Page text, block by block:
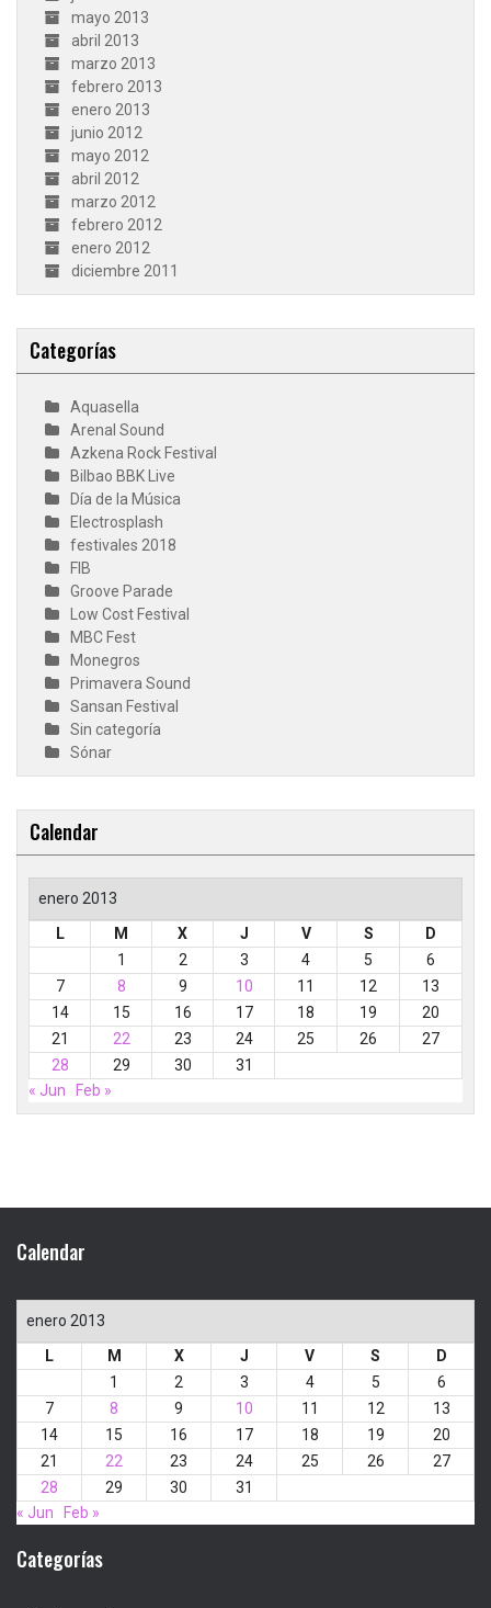
mayo 2013
abril 2013
marzo 2013
febrero 2013
enero 2013
junio 2012
mayo 2012
abril 2012
marzo 2012
febrero 2012
enero 2012
diciembre 2011
Categorías
Aquasella
Arenal Sound
Azkena Rock Festival
Bilbao BBK Live
Día de la Música
Electrosplash
festivales 2018
FIB
Groove Parade
Low Cost Festival
MBC Fest
Monegros
Primavera Sound
Sansan Festival
Sin categoría
Sónar
Calendar
enero 2013
L
M X J V S
D
1
2 3 4 5
6
7
8 9 10 11 12
13
14
15 16 17 18 19
20
21
22 23 24 25 26
27
28
29 30
31
« Jun
Feb »
Calendar
enero 2013
L
M X J V S
D
1
2 3 4 5
6
7
8 9 10 11 12
13
14
15 16 17 18 19
20
21
22 23 24 25 26
27
28
29 30
31
« Jun
Feb »
Categorías